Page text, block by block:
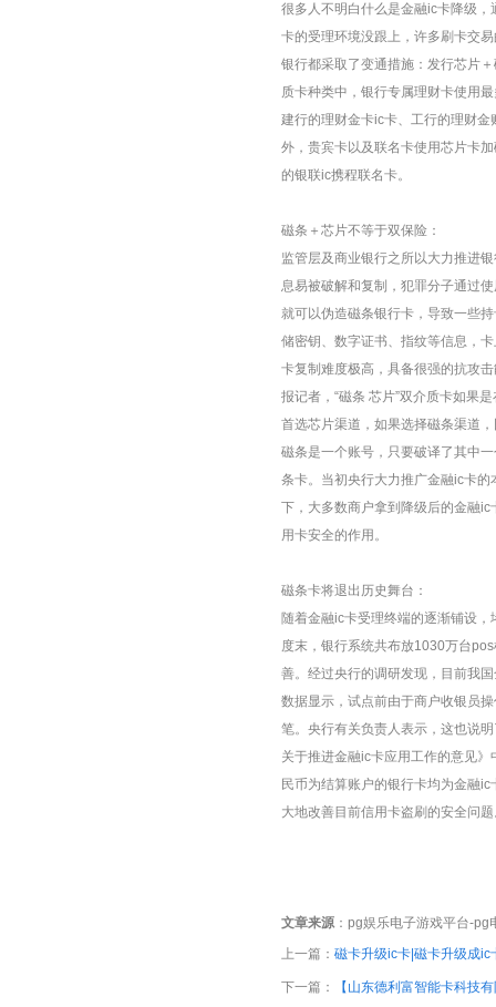
很多人不明白什么是金融ic卡降级
卡的受理环境没跟上，许多刷卡交
银行都采取了变通措施：发行芯片
质卡种类中，银行专属理财卡使用
建行的理财金卡ic卡、工行的理财金
外，贵宾卡以及联名卡使用芯片卡
的银联ic携程联名卡。
磁条＋芯片不等于双保险：
监管层及商业银行之所以大力推进
息易被破解和复制，犯罪分子通过
就可以伪造磁条银行卡，导致一些
储密钥、数字证书、指纹等信息，
卡复制难度极高，具备很强的抗攻
报记者，“磁条 芯片”双介质卡如果
首选芯片渠道，如果选择磁条渠道
磁条是一个账号，只要破译了其中
条卡。当初央行大力推广金融ic卡
下，大多数商户拿到降级后的金融
用卡安全的作用。
磁条卡将退出历史舞台：
随着金融ic卡受理终端的逐渐铺设
度末，银行系统共布放1030万台
善。经过央行的调研发现，目前我
数据显示，试点前由于商户收银员
笔。央行有关负责人表示，这也说
关于推进金融ic卡应用工作的意见
民币为结算账户的银行卡均为金融ic
大地改善目前信用卡盗刷的安全问
文章来源： pg娱乐电子游戏平台-pg
上一篇： 磁卡升级ic卡|磁卡升级成ic
下一篇： 【山东德利富智能卡科技